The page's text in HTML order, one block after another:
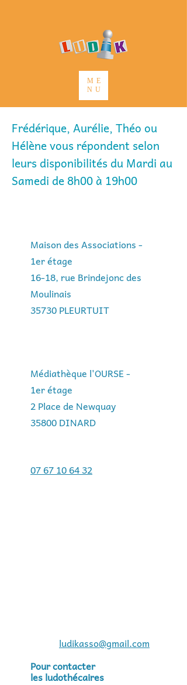
ME
NU
Frédérique, Aurélie, Théo ou
Hélène vous répondent selon
leurs disponibilités du Mardi au
Samedi de 8h00 à 19h00
Maison des Associations -
1er étage
16-18, rue Brindejonc des
Moulinais
35730 PLEURTUIT
Médiathèque l'OURSE -
1er étage
2 Place de Newquay
35800 DINARD
07 67 10 64 32
ludikasso@gmail.com
Pour contacter
les ludothécaires